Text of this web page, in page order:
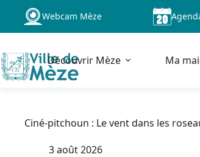
Passer
contenu
Webcam Mèze
Découvrir Mèze Ma
Ciné-pitchoun : Le vent dans les
3 août 2026